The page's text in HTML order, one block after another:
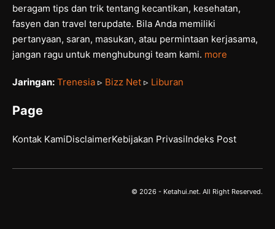
beragam tips dan trik tentang kecantikan, kesehatan,
fasyen dan travel terupdate. Bila Anda memiliki
pertanyaan, saran, masukan, atau permintaan kerjasama,
jangan ragu untuk menghubungi team kami. more
Jaringan: Trenesia ▹ Bizz Net ▹ Liburan
Page
Kontak KamiDisclaimerKebijakan PrivasiIndeks Post
© 2026 - Ketahui.net. All Right Reserved.